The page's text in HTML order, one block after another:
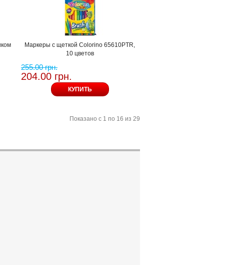
Маркеры с щеткой Colorino 65610PTR,
10 цветов
255.00 грн.
204.00 грн.
КУПИТЬ
Показано с 1 по 16 из 29